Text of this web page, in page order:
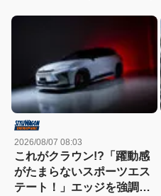
2026/08/07 08:03
これがクラウン!?「躍動感
がたまらないスポーツエス
テート！」エッジを強調し